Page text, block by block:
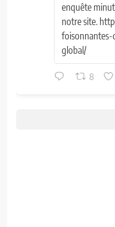
enquête
notre site.
global/
8